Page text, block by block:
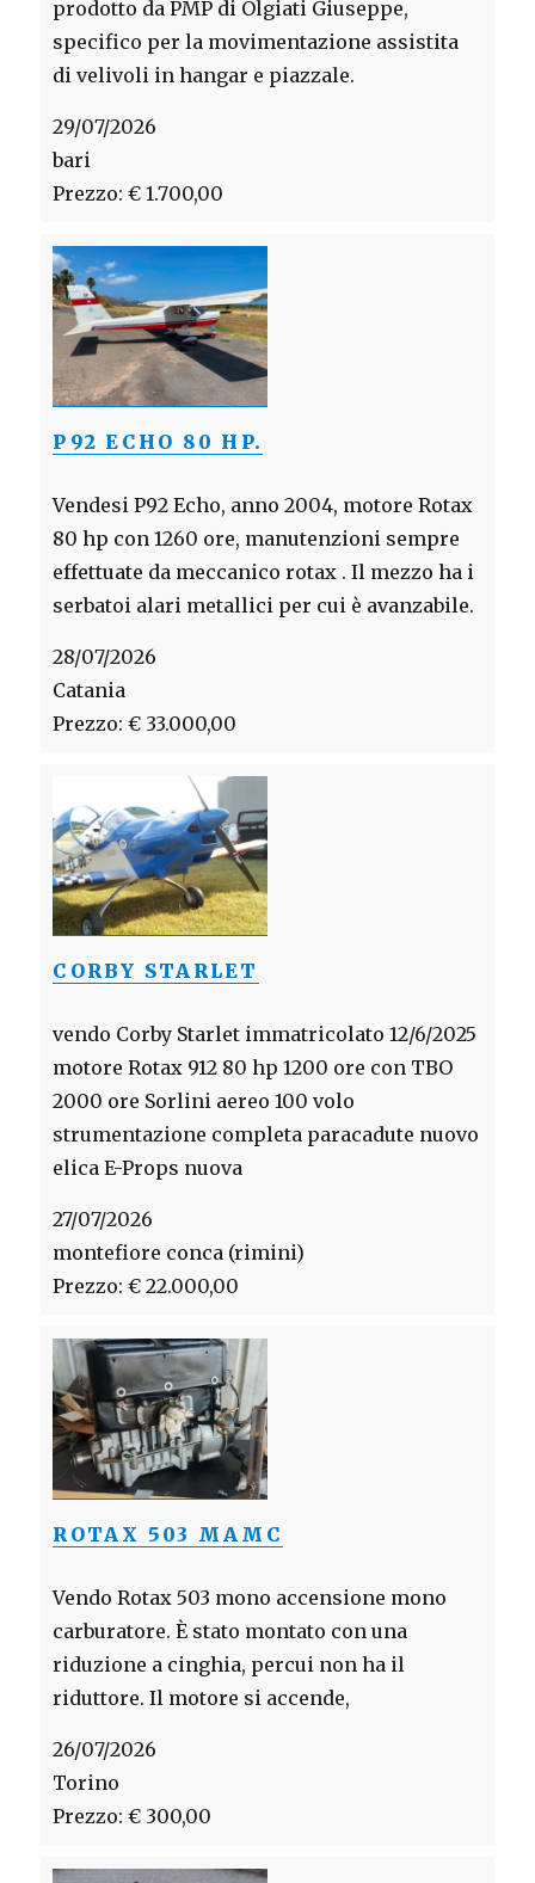
prodotto da PMP di Olgiati Giuseppe,
specifico per la movimentazione assistita
di velivoli in hangar e piazzale.
29/07/2026
bari
Prezzo: € 1.700,00
P92 ECHO 80 HP.
Vendesi P92 Echo, anno 2004, motore Rotax
80 hp con 1260 ore, manutenzioni sempre
effettuate da meccanico rotax . Il mezzo ha i
serbatoi alari metallici per cui è avanzabile.
28/07/2026
Catania
Prezzo: € 33.000,00
CORBY STARLET
vendo Corby Starlet immatricolato 12/6/2025
motore Rotax 912 80 hp 1200 ore con TBO
2000 ore Sorlini aereo 100 volo
strumentazione completa paracadute nuovo
elica E-Props nuova
27/07/2026
montefiore conca (rimini)
Prezzo: € 22.000,00
ROTAX 503 MAMC
Vendo Rotax 503 mono accensione mono
carburatore. È stato montato con una
riduzione a cinghia, percui non ha il
riduttore. Il motore si accende,
26/07/2026
Torino
Prezzo: € 300,00